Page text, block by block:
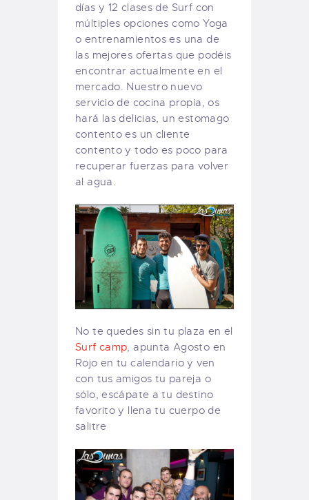
días y 12 clases de Surf con
múltiples opciones como Yoga
o entrenamientos es una de
las mejores ofertas que podéis
encontrar actualmente en el
mercado. Nuestro nuevo
servicio de cocina propia, os
hará las delicias, un estomago
contento es un cliente
contento y todo es poco para
recuperar fuerzas para volver
al agua.
No te quedes sin tu plaza en el
Surf camp, apunta Agosto en
Rojo en tu calendario y ven
con tus amigos tu pareja o
sólo, escápate a tu destino
favorito y llena tu cuerpo de
salitre